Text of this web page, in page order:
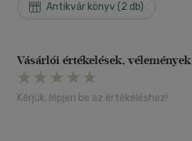
Antikvár könyv (2 db)
Vásárlói értékelések, vélemények
Kérjük, lépjen be az értékeléshez!